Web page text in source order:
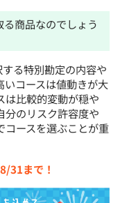
商品なのでしょう
る特別勘定の内容や
いコースは値動きが大
は比較的変動が穏や
分のリスク許容度や
コースを選ぶことが重
31まで！